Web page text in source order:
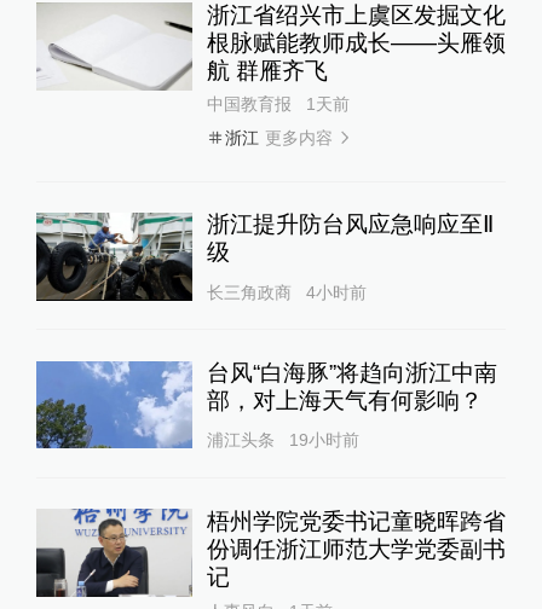
浙江省绍兴市上虞区发掘文化
根脉赋能教师成长——头雁领
航 群雁齐飞
中国教育报
1天前
浙江 更多内容
浙江提升防台风应急响应至Ⅱ
级
长三角政商 4小时前
台风“白海豚”将趋向浙江中南
部，对上海天气有何影响？
浦江头条 19小时前
梧州学院党委书记童晓晖跨省
份调任浙江师范大学党委副书
记